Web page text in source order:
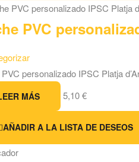
PVC
personalizado IPSC Platja
MÁS 5,10€
AÑADIR A LA LISTA DE DESEOS